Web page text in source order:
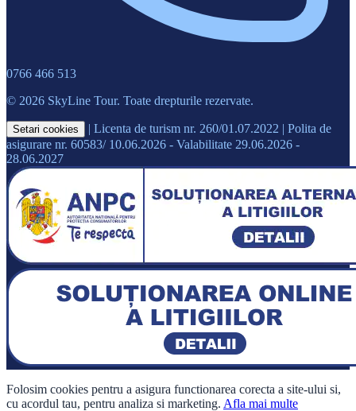
0766 466 513
© 2026 SkyLine Tour. Toate drepturile rezervate.
Setari cookies | Licenta de turism nr. 260/01.07.2022 | Polita de
asigurare nr. 60583/ 10.06.2026 - Valabilitate 29.06.2026 -
28.06.2027
Folosim cookies pentru a asigura functionarea corecta a site-ului si,
cu acordul tau, pentru analiza si marketing. Afla mai multe